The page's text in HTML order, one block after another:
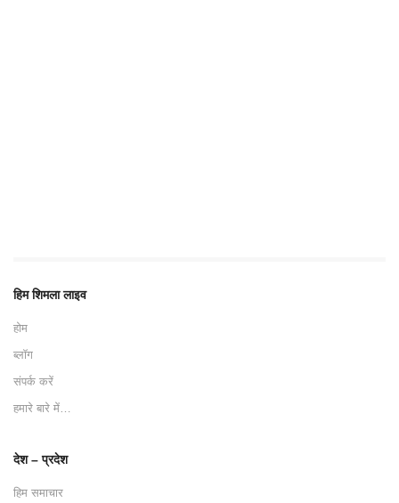
हिम शिमला लाइव
होम
ब्लॉग
संपर्क करें
हमारे बारे में…
देश – प्रदेश
हिम समाचार